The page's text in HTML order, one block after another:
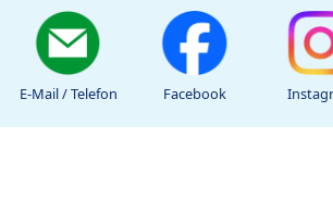
E-Mail / Telefon Facebook